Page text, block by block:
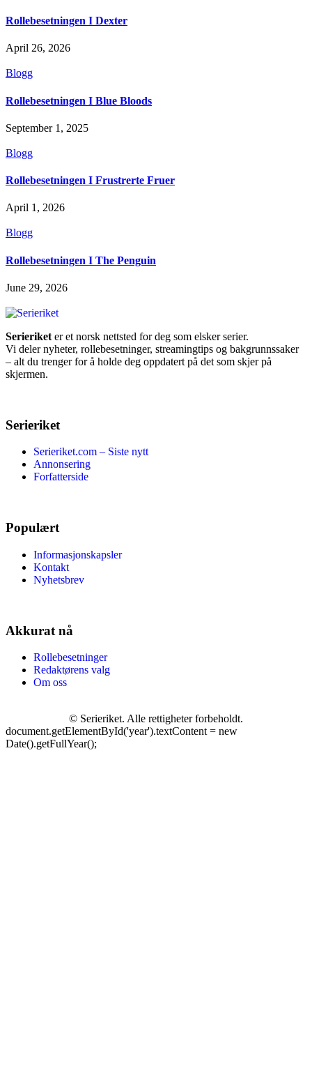
Rollebesetningen I Dexter
April 26, 2026
Blogg
Rollebesetningen I Blue Bloods
September 1, 2025
Blogg
Rollebesetningen I Frustrerte Fruer
April 1, 2026
Blogg
Rollebesetningen I The Penguin
June 29, 2026
Serieriket er et norsk nettsted for deg som elsker serier.
Vi deler nyheter, rollebesetninger, streamingtips og bakgrunnssaker
– alt du trenger for å holde deg oppdatert på det som skjer på
skjermen.
Serieriket
Serieriket.com – Siste nytt
Annonsering
Forfatterside
Populært
Informasjonskapsler
Kontakt
Nyhetsbrev
Akkurat nå
Rollebesetninger
Redaktørens valg
Om oss
© Serieriket. Alle rettigheter forbeholdt.
document.getElementById('year').textContent = new
Date().getFullYear();